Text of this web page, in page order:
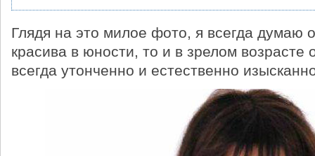
Глядя на это милое фото, я всегда думаю
красива в юности, то и в зрелом возрасте
всегда утонченно и естественно